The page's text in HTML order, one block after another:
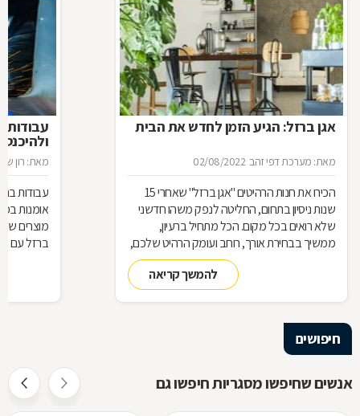
אגן ברזל: הגיע הזמן לחדש את הבית
מאת: מערכת דפי זהב 02/08/2022
הכירו את חנות הרהיטים ''אגן ברזל'' שאחרי 15
שנות ניסיון בתחום, החליטה לנפק משהו חדשני
שלא רואים בכל מקום. הכל מתחיל ברעיון,
ממשיך בבחירת אורך, רוחב ועומק הרהיט שלכם,
ממשיך בייצור מקורי ממיטב חומרי הגלם ומסתיים
ביצירת הפתרון המרשים והמעשי ביותר עבורכם
להמשך קריאה
עבודות
מאת: רון
עבודות
אומנות
מוצרים
ברזל עם
חיפושים
אנשים שחיפשו מסגריות חיפשו גם